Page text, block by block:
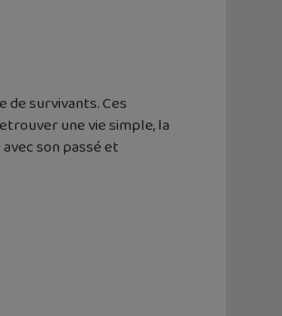
survivants. Ces
une vie simple, la
son passé et